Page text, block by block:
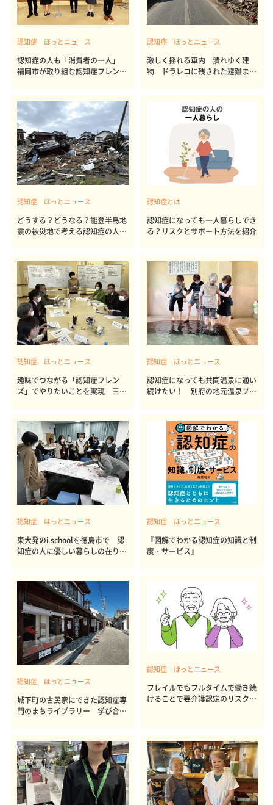
認知症 ほっとニュース
認知症の人も「消費者の一人」
福岡市が取り組む認知症フレンド
認知症 ほっとニュース
激しく揺れる車内 潰れゆく建
物 ドラレコに残された避難まで
認知症 ほっとニュース
どうする？どうなる？能登半島地
震の被災地で考える認知症の人の
認知症とは
認知症になっても一人暮らしでき
る？リスクとサポート方法を紹介
認知症 ほっとニュース
趣味でつながる「認知症フレン
ズ」でやりたいことを実現 三
認知症 ほっとニュース
認知症になっても共同温泉に通い
続けたい！ 別府の地元温泉プロ
認知症 ほっとニュース
東大発のi.schoolを徳島市で 認
知症の人に優しい暮らしの在り方
認知症 ほっとニュース
『図解でわかる認知症の知識と制
度・サービス』
認知症 ほっとニュース
城下町の古民家にできた認知症専
門のまちライブラリー 学び合い
認知症 ほっとニュース
フレイルでもフルタイムで働き続
けることで要介護認定のリスクを